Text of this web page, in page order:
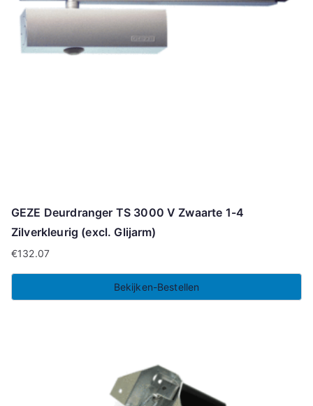
GEZE Deurdranger TS 3000 V Zwaarte 1-4
Zilverkleurig (excl. Glijarm)
€132.07
Bekijken-Bestellen